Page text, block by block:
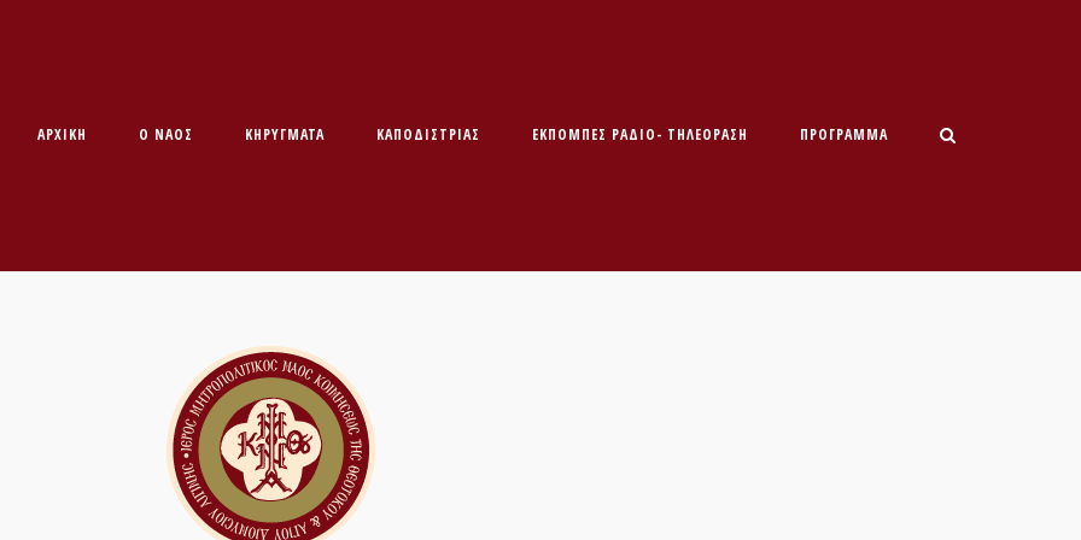
ΑΡΧΙΚΉ O ΝΑΌΣ ΚΗΡΥΓΜΑΤΑ ΚΑΠΟΔΊΣΤΡΙΑΣ ΕΚΠΟΜΠΕΣ ΡΑΔΙΟ- ΤΗΛΕΟΡΑΣΗ ΠΡΌΓΡΑΜΜΑ